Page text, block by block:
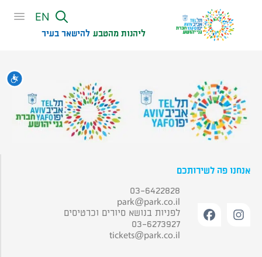
בִּקְלִיק
הַמְּסַיַּעַת
לִנְגִישׁוּת
EN
ליהנות מהטבע להישאר בעיר​
אנחנו פה לשירותכם
03-6422828
park@park.co.il
לפניות בנושא סיורים וכרטיסים
03-6273927
tickets@park.co.il